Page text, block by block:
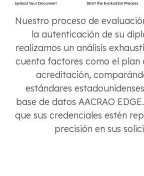
Nuestro proceso de
la autenticación de su
realizamos un análisis
cuenta factores como el plan
acreditación,
estándares
base de datos AACRAO
que sus credenciales estén
precisión en sus